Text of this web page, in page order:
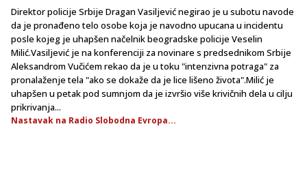
Direktor policije Srbije Dragan Vasiljević negirao je u subotu navode
da je pronađeno telo osobe koja je navodno upucana u incidentu
posle kojeg je uhapšen načelnik beogradske policije Veselin
Milić.Vasiljević je na konferenciji za novinare s predsednikom Srbije
Aleksandrom Vučićem rekao da je u toku "intenzivna potraga" za
pronalaženje tela "ako se dokaže da je lice lišeno života".Milić je
uhapšen u petak pod sumnjom da je izvršio više krivičnih dela u cilju
prikrivanja...
Nastavak na Radio Slobodna Evropa...